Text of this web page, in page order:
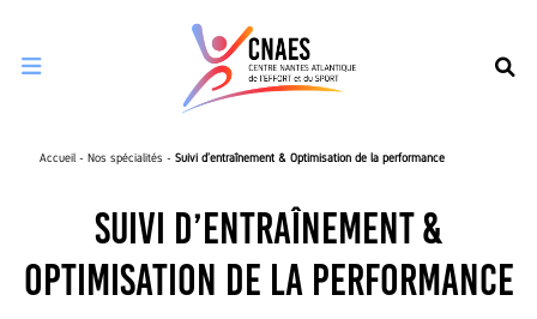
Ouvrir le menu de navigation mobile
Accueil - Nos spécialités - Suivi d’entraînement & Optimisation de la performance
Suivi d’entraînement &
Optimisation de la performance